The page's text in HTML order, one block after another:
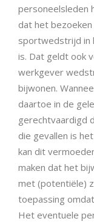
personeelsleden
dat het
sportwedstrijd in
is. Dat geldt ook
werkgever
bijwonen.
daartoe in de
gerechtvaardigd
die gevallen is
kan dit
maken dat het
met (potentiële)
toepassing
Het eventuele